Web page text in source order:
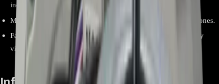
indoor.
Mejor distribución de aire en el recinto y reducción de vibraciones.
Fabricado bajo especificaciones LG para mayor confiabilidad y
vida útil.
Información relevante